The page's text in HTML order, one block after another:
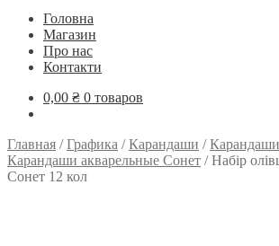
Головна
Магазин
Про нас
Контакти
0,00 ₴ 0 товаров
Главная /Графика /Карандаши /
Карандаши акварельные Сонет /Набір
Сонет 12 кол